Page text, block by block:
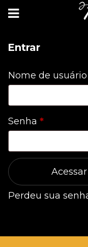
Entrar
Nome de
Senha *
Acessar
Perdeu sua